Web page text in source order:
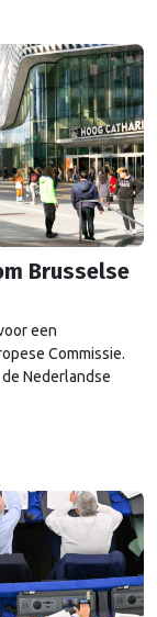
Brusselse
een
Commissie.
Nederlandse